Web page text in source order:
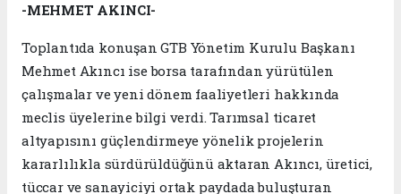
-MEHMET AKINCI-
Toplantıda konuşan GTB Yönetim Kurulu Başkanı
Mehmet Akıncı ise borsa tarafından yürütülen
çalışmalar ve yeni dönem faaliyetleri hakkında
meclis üyelerine bilgi verdi. Tarımsal ticaret
altyapısını güçlendirmeye yönelik projelerin
kararlılıkla sürdürüldüğünü aktaran Akıncı, üretici,
tüccar ve sanayiciyi ortak paydada buluşturan